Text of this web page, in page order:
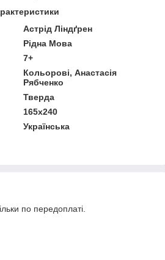
Астрід Ліндґрен
Рідна Мова
7+
Кольорові, Анастасія
Рябченко
Тверда
165х240
Українська
по передоплаті.